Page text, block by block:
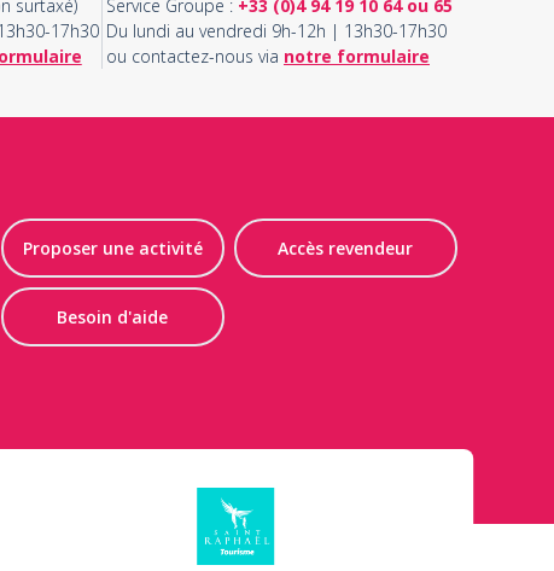
surtaxé)
17h30
Service Groupe : +33 (0)4 94 19 10 64 ou 65
Du lundi au vendredi 9h-12h | 13h30-17h30
ou contactez-nous via notre formulaire
Proposer une activité Accès revendeur
Besoin d'aide